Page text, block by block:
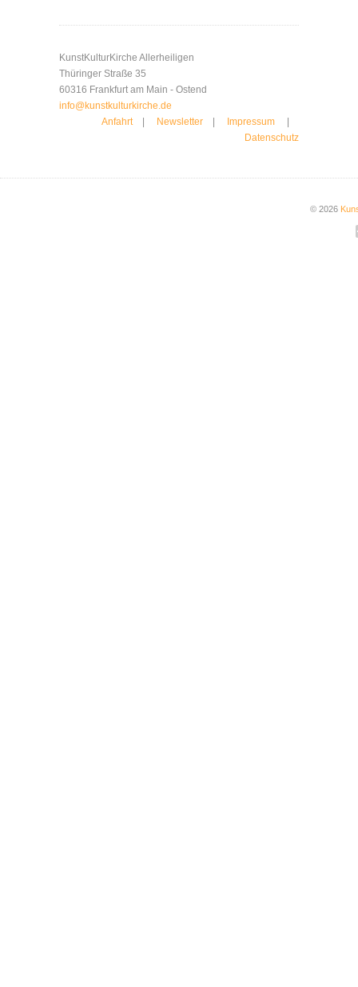
KunstKulturKirche Allerheiligen
Thüringer Straße 35
60316 Frankfurt am Main - Ostend
info@kunstkulturkirche.de
Anfahrt| Newsletter Impressum
Datenschutz
© 2026